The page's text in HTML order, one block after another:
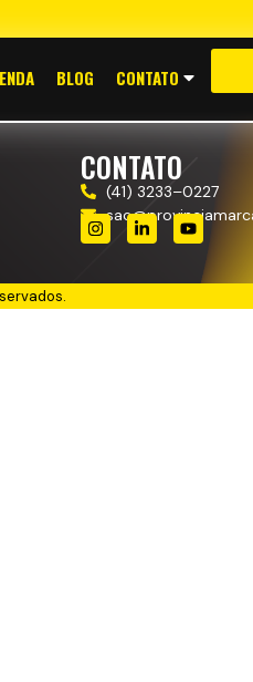
BLOG CONTATO
CONTATO
(41) 3233–0227